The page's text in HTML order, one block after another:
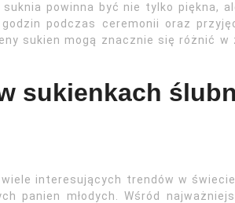
powinna być nie tylko piękna,
podczas ceremonii oraz
sukien mogą znacznie się różnić
sukienkach
interesujących trendów w
panien młodych. Wśród